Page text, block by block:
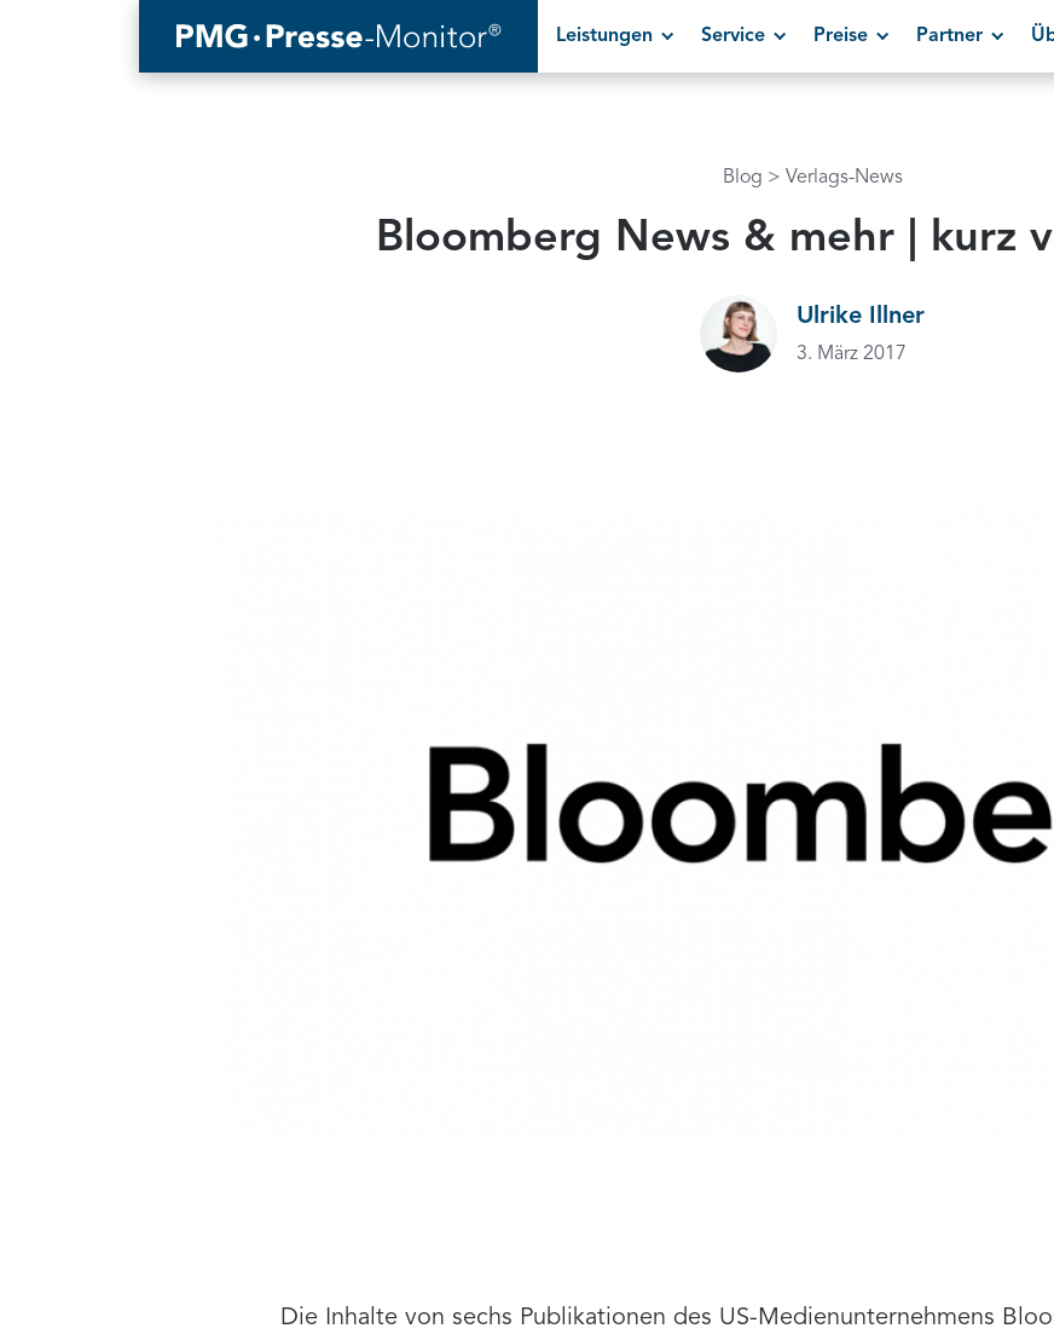
Leistungen Service Preise Partner
Blog Verlags-News
Bloomberg News & mehr | kurz
Ulrike Illner
3. März 2017
Die Inhalte von sechs Publikationen des US-Medienunternehmens